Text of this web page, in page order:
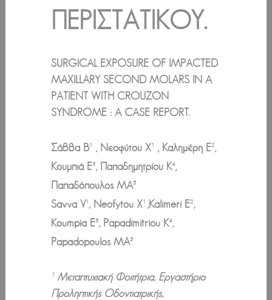
ΠΕΡΙΣΤΑΤΙΚΟΎ.
SURGICAL EXPOSURE OF IMPACTED
MAXILLARY SECOND MOLARS IN A
PATIENT WITH CROUZON
SYNDROME : Α CASE REPORT.
Σάββα Β1 , Νεοφύτου Χ1 , Καλημέρη Ε2,
Κουμπιά Ε3, Παπαδημητρίου Κ4,
Παπαδόπουλος ΜΑ5
Savva V1 , Neofytou X1 ,Kalimeri E2,
Koumpia E3, Papadimitriou K4,
Papadopoulos MA5
1 Μεταπτυχιακή Φοιτήτρια, Εργαστήριο
Προληπτικής Οδοντιατρικής,